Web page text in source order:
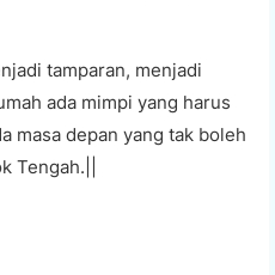
tamparan, menjadi
ada mimpi yang harus
masa depan yang tak boleh
Tengah.||